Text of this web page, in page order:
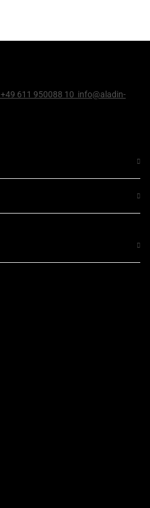
+49 611 950088 10 info@aladin-